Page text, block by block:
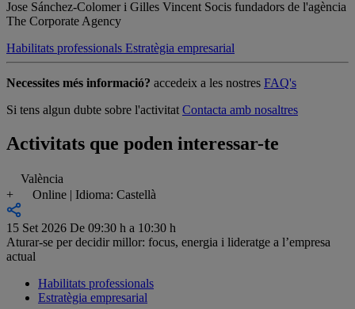
Jose Sánchez-Colomer i Gilles Vincent Socis fundadors de l'agència
The Corporate Agency
Habilitats professionals Estratègia empresarial
Necessites més informació? accedeix a les nostres FAQ's
Si tens algun dubte sobre l'activitat Contacta amb nosaltres
Activitats que poden interessar-te
València
+
Online | Idioma: Castellà
15 Set 2026 De 09:30 h a 10:30 h
Aturar-se per decidir millor: focus, energia i lideratge a l’empresa
actual
Habilitats professionals
Estratègia empresarial